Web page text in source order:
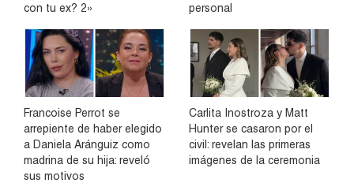
con tu ex? 2»
personal
Francoise Perrot se
arrepiente de haber elegido
a Daniela Aránguiz como
madrina de su hija: reveló
sus motivos
Carlita Inostroza y Matt
Hunter se casaron por el
civil: revelan las primeras
imágenes de la ceremonia